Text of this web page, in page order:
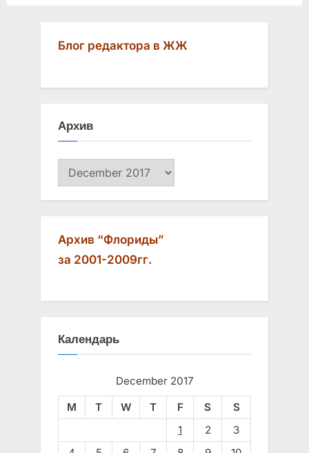
Блог редактора в ЖЖ
Архив
Архив
Архив “Флориды”
за 2001-2009гг.
Календарь
December 2017
M
T W T F S
S
1
2
3